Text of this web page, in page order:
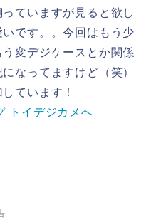
ていますが見ると欲し
です。。今回はもう少
変デジケースとか関係
なってますけど（笑）
ています！